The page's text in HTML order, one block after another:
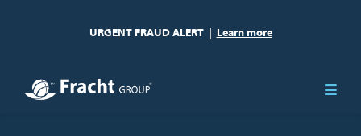
URGENT FRAUD ALERT | Learn more